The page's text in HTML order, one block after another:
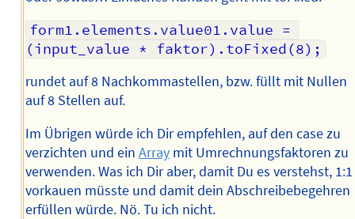
form1.elements.value01.value =
(input_value * faktor).toFixed(8);
rundet auf 8 Nachkommastellen, bzw. füllt mit Nullen
auf 8 Stellen auf.
Im Übrigen würde ich Dir empfehlen, auf den case zu
verzichten und ein Arraymit Umrechnungsfaktoren zu
verwenden. Was ich Dir aber, damit Du es verstehst, 1:1
vorkauen müsste und damit dein Abschreibebegehren
erfüllen würde. Nö. Tu ich nicht.